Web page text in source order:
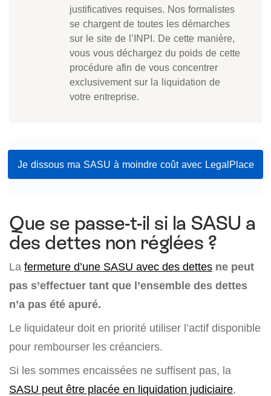
justificatives requises. Nos formalistes
se chargent de toutes les démarches
sur le site de l’INPI. De cette manière,
vous vous déchargez du poids de cette
procédure afin de vous concentrer
exclusivement sur la liquidation de
votre entreprise.
Je dissous ma SASU à moindre coût avec LegalPlace
Que se passe-t-il si la SASU a
des dettes non réglées ?
La fermeture d’une SASU avec des dettes ne peut
pas s’effectuer tant que l’ensemble des dettes
n’a pas été apuré.
Le liquidateur doit en priorité utiliser l’actif disponible
pour rembourser les créanciers.
Si les sommes encaissées ne suffisent pas, la
SASU peut être placée en liquidation judiciaire,